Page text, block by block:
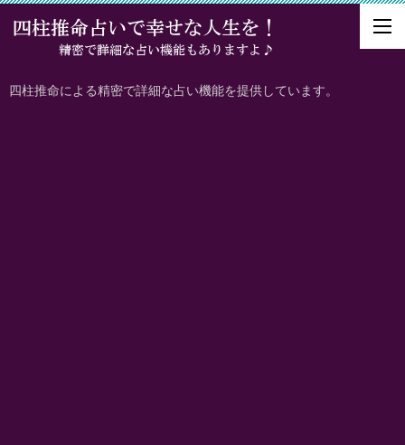
四柱推命による精密で詳細な占い機能を提供しています。